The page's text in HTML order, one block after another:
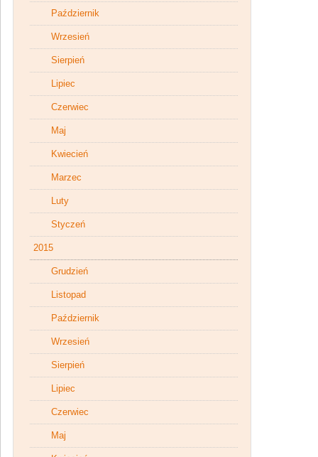
Październik
Wrzesień
Sierpień
Lipiec
Czerwiec
Maj
Kwiecień
Marzec
Luty
Styczeń
2015
Grudzień
Listopad
Październik
Wrzesień
Sierpień
Lipiec
Czerwiec
Maj